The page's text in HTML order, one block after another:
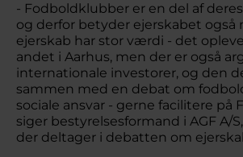
- Fodboldklubber er en del af
og derfor betyder ejerskabet også
ejerskab har stor værdi - det
andet i Aarhus, men der er også
internationale investorer, og den
sammen med en debat om
sociale ansvar - gerne facilitere på
siger bestyrelsesformand i AGF A/
der deltager i debatten om